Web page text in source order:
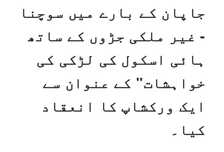
جاپان کے بارے میں سوچنا
- غیر ملکی جڑوں کے ساتھ
ہائی اسکول کی لڑکی کی
خواہشات" کے عنوان سے
ایک ورکشاپ کا انعقاد
کیا۔